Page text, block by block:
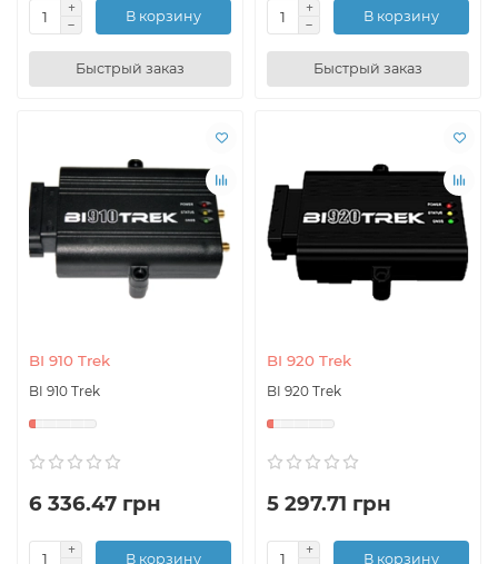
В корзину
Быстрый заказ
В корзину
Быстрый заказ
BI 910 Trek
BI 910 Trek
6 336.47 грн
В корзину
BI 920 Trek
BI 920 Trek
5 297.71 грн
В корзину